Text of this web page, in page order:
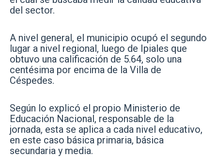
del sector.
A nivel general, el municipio ocupó el segundo
lugar a nivel regional, luego de Ipiales que
obtuvo una calificación de 5.64, solo una
centésima por encima de la Villa de
Céspedes.
Según lo explicó el propio Ministerio de
Educación Nacional, responsable de la
jornada, esta se aplica a cada nivel educativo,
en este caso básica primaria, básica
secundaria y media.